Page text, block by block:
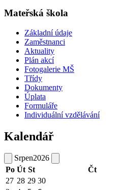
Mateřská škola
Základní údaje
Zaměstnanci
Aktuality
Plán akcí
Fotogalerie MŠ
Třídy
Dokumenty
Úplata
Formuláře
Individuální vzdělávání
Kalendář
Srpen2026
Po Út St Čt
27 28 29 30